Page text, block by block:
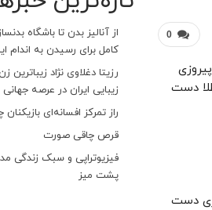
0
وزن ۶۰ کیلوگرم به مدال طلا دست
دست
از آنالیز بدن تا باشگاه
کامل برای رسیدن به اندام
رزیتا دغلاوی نژاد
زیبایی ایران در عرصه
راز تمرکز افسانه‌ای
قرص چاقی صورت
فیزیوتراپی و سبک زندگی
پشت میز